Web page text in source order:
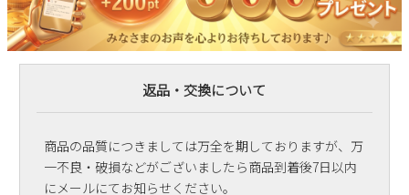
返品・交換について
商品の品質につきましては万全を期しておりますが、万
一不良・破損などがございましたら商品到着後7日以内
にメールにてお知らせください。